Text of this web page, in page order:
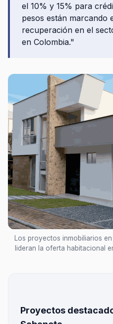
el 10% y 15% para
pesos están marcando
recuperación en el
en Colombia."
Los proyectos inmobiliarios
lideran la oferta habitacional
Proyectos